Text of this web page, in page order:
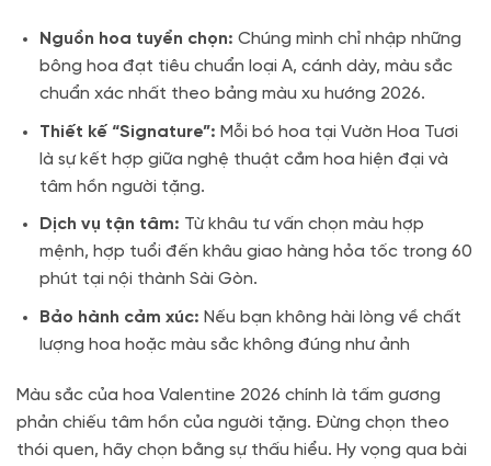
Nguồn hoa tuyển chọn: Chúng mình chỉ nhập những
bông hoa đạt tiêu chuẩn loại A, cánh dày, màu sắc
chuẩn xác nhất theo bảng màu xu hướng 2026.
Thiết kế “Signature”: Mỗi bó hoa tại Vườn Hoa Tươi
là sự kết hợp giữa nghệ thuật cắm hoa hiện đại và
tâm hồn người tặng.
Dịch vụ tận tâm: Từ khâu tư vấn chọn màu hợp
mệnh, hợp tuổi đến khâu giao hàng hỏa tốc trong 60
phút tại nội thành Sài Gòn.
Bảo hành cảm xúc: Nếu bạn không hài lòng về chất
lượng hoa hoặc màu sắc không đúng như ảnh
Màu sắc của hoa Valentine 2026 chính là tấm gương
phản chiếu tâm hồn của người tặng. Đừng chọn theo
thói quen, hãy chọn bằng sự thấu hiểu. Hy vọng qua bài